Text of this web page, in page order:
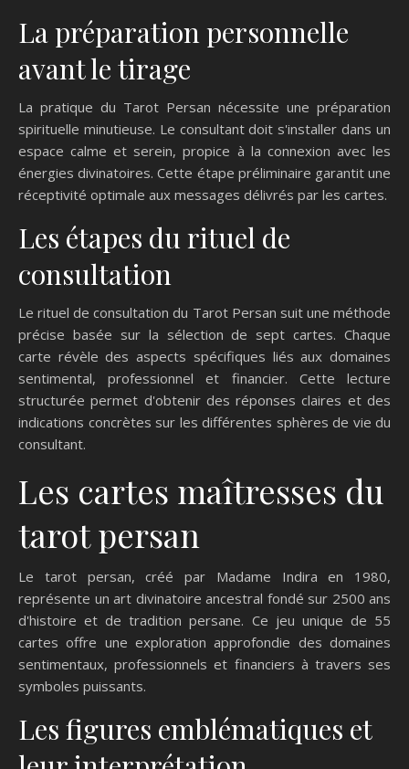
La préparation personnelle
avant le tirage
La pratique du Tarot Persan nécessite une préparation
spirituelle minutieuse. Le consultant doit s'installer dans un
espace calme et serein, propice à la connexion avec les
énergies divinatoires. Cette étape préliminaire garantit une
réceptivité optimale aux messages délivrés par les cartes.
Les étapes du rituel de
consultation
Le rituel de consultation du Tarot Persan suit une méthode
précise basée sur la sélection de sept cartes. Chaque
carte révèle des aspects spécifiques liés aux domaines
sentimental, professionnel et financier. Cette lecture
structurée permet d'obtenir des réponses claires et des
indications concrètes sur les différentes sphères de vie du
consultant.
Les cartes maîtresses du
tarot persan
Le tarot persan, créé par Madame Indira en 1980,
représente un art divinatoire ancestral fondé sur 2500 ans
d'histoire et de tradition persane. Ce jeu unique de 55
cartes offre une exploration approfondie des domaines
sentimentaux, professionnels et financiers à travers ses
symboles puissants.
Les figures emblématiques et